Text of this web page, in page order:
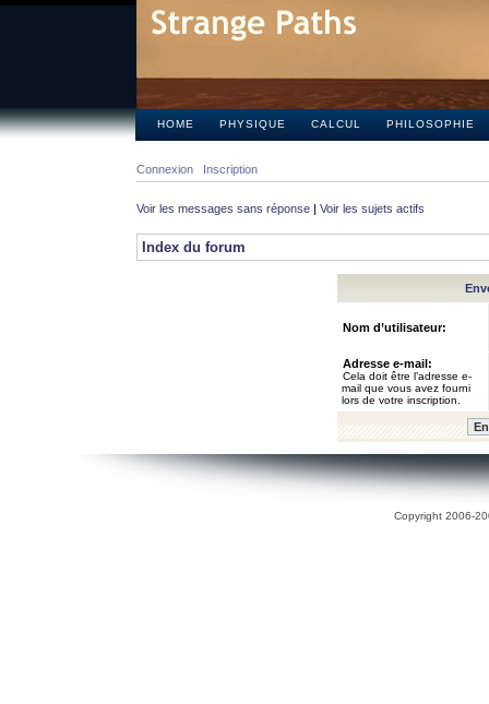
HOME PHYSIQUE CALCUL PHILOSOPHIE
Connexion Inscription
Voir les messages sans réponse | Voir les sujets actifs
Index du forum
Nom d’utilisateur:
Adresse e-mail:
Cela doit être l’adresse e-
mail que vous avez fourni
lors de votre inscription.
Copyright 2006-